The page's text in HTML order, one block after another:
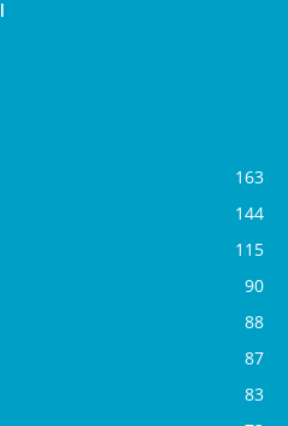
163
144
115
90
88
87
83